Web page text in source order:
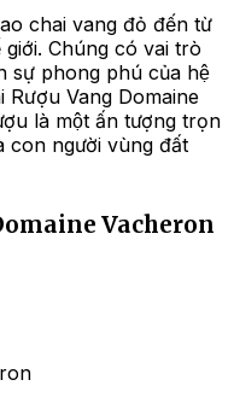
chai vang đỏ đến từ
Chúng có vai trò
sự phong phú của hệ
Rượu Vang Domaine
là một ấn tượng trọn
con người vùng đất
Vacheron